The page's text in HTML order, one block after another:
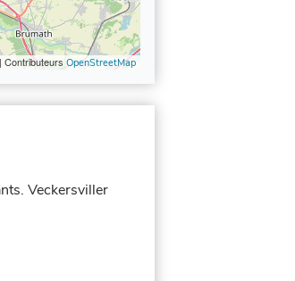
| Contributeurs OpenStreetMap
Veckersviller